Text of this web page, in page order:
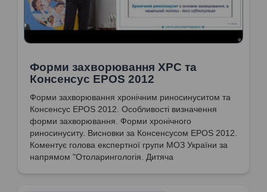
Форми захворювання ХРС та
Консенсус EPOS 2012
Форми захворювання хронічним риносинуситом та
Консенсус EPOS 2012. Особливості визначення
форми захворювання. Форми хронічного
риносинуситу. Висновки за Консенсусом EPOS 2012.
Коментує голова експертної групи МОЗ України за
напрямом "Отоларингологія. Дитяча